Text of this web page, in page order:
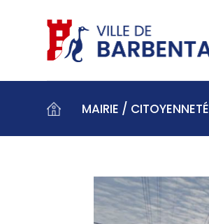
MAIRIE / CITOYENNETÉ